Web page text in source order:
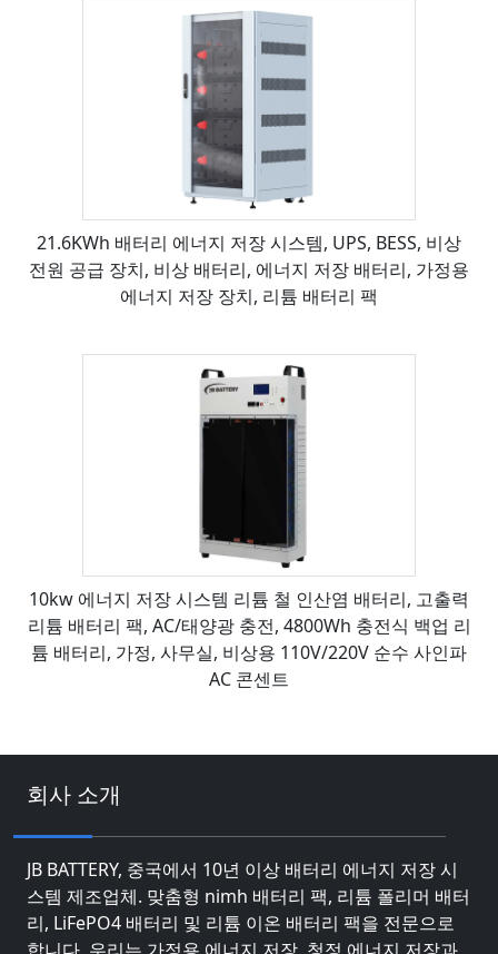
21.6KWh 배터리 에너지 저장 시스템, UPS, BESS, 비상
전원 공급 장치, 비상 배터리, 에너지 저장 배터리, 가정용
에너지 저장 장치, 리튬 배터리 팩
10kw 에너지 저장 시스템 리튬 철 인산염 배터리, 고출력
리튬 배터리 팩, AC/태양광 충전, 4800Wh 충전식 백업 리
튬 배터리, 가정, 사무실, 비상용 110V/220V 순수 사인파
AC 콘센트
회사 소개
JB BATTERY, 중국에서 10년 이상 배터리 에너지 저장 시
스템 제조업체. 맞춤형 nimh 배터리 팩, 리튬 폴리머 배터
리, LiFePO4 배터리 및 리튬 이온 배터리 팩을 전문으로